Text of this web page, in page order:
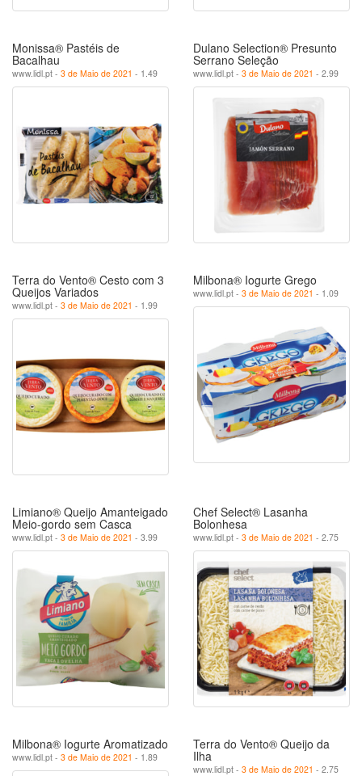
Monissa® Pastéis de
Bacalhau
www.lidl.pt - 3 de Maio de 2021 - 1.49
Dulano Selection® Presunto
Serrano Seleção
www.lidl.pt - 3 de Maio de 2021 - 2.99
Terra do Vento® Cesto com 3
Queijos Variados
www.lidl.pt - 3 de Maio de 2021 - 1.99
Milbona® Iogurte Grego
www.lidl.pt - 3 de Maio de 2021 - 1.09
Limiano® Queijo Amanteigado
Meio-gordo sem Casca
www.lidl.pt - 3 de Maio de 2021 - 3.99
Chef Select® Lasanha
Bolonhesa
www.lidl.pt - 3 de Maio de 2021 - 2.75
Milbona® Iogurte Aromatizado
www.lidl.pt - 3 de Maio de 2021 - 1.89
Terra do Vento® Queijo da
Ilha
www.lidl.pt - 3 de Maio de 2021 - 2.75